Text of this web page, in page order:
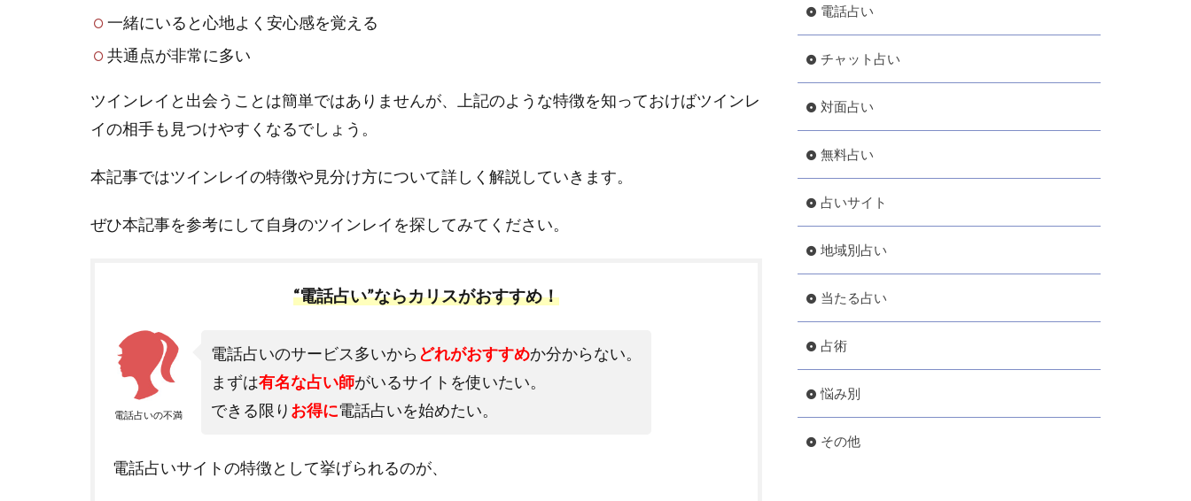
一緒にいると心地よく安心感を覚える
共通点が非常に多い
ツインレイと出会うことは簡単ではありませんが、上記のような特徴を知っておけばツインレ
イの相手も見つけやすくなるでしょう。
本記事ではツインレイの特徴や見分け方について詳しく解説していきます。
ぜひ本記事を参考にして自身のツインレイを探してみてください。
“電話占い”ならカリスがおすすめ！
電話占いの不満
電話占いのサービス多いから どれがおすすめか分からない。
まずは有名な占い師がいるサイトを使いたい。
できる限り お得に電話占いを始めたい。
電話占いサイトの特徴として挙げられるのが、
電話占い
チャット占い
対面占い
無料占い
占いサイト
地域別占い
当たる占い
占術
悩み別
その他